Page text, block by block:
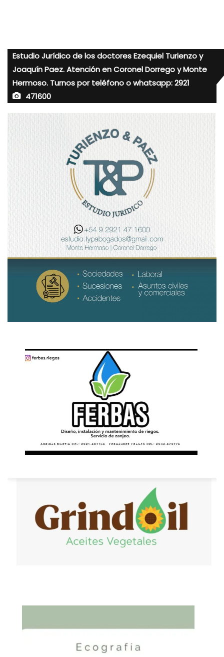
Estudio Jurídico de los doctores Ezequiel Turienzo y
Joaquín Paez. Atención en Coronel Dorrego y Monte
Hermoso. Turnos por teléfono o whatsapp: 2921
471600